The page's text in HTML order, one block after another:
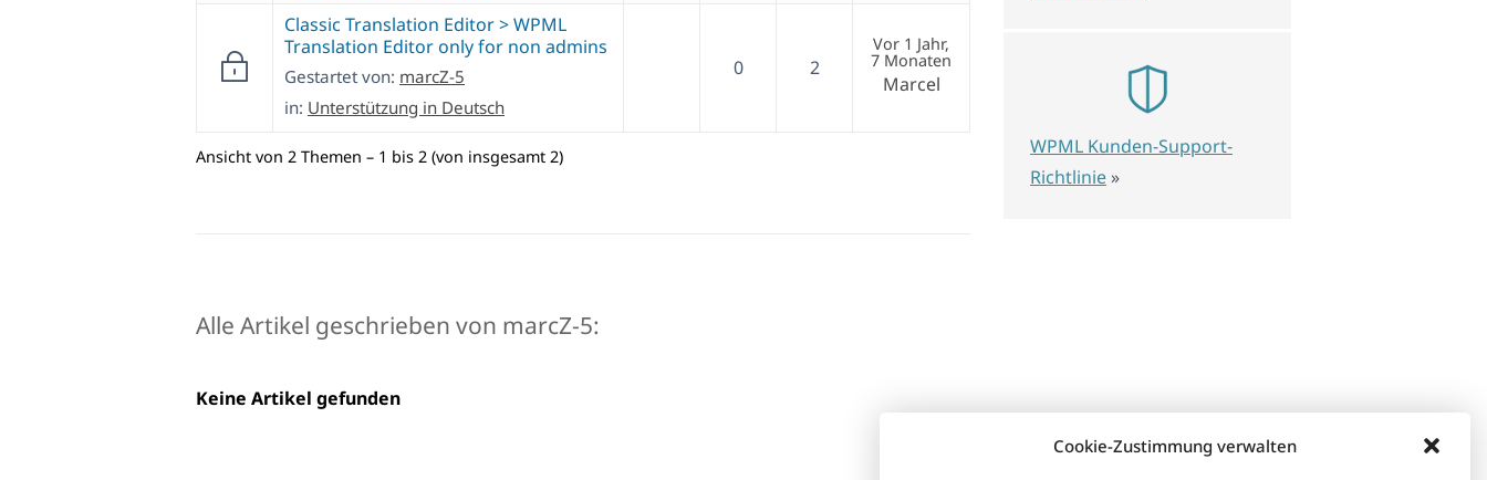
Cookie-Zustimmung verwalten
Classic Translation Editor > WPML
Translation Editor only for non admins
Gestartet von: marcZ-5
in: Unterstützung in Deutsch
0 2
Vor 1 Jahr,
7 Monaten
Marcel
Ansicht von 2 Themen – 1 bis 2 (von insgesamt 2)
Alle Artikel geschrieben von marcZ-5:
Keine Artikel gefunden
WPML Kunden-Support-
Richtlinie »